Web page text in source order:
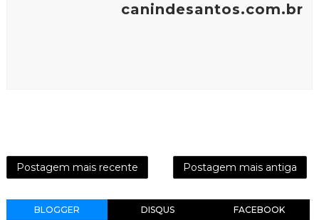
canindesantos.com.br
Postagem mais recente Postagem mais antiga
BLOGGER DISQUS FACEBOOK